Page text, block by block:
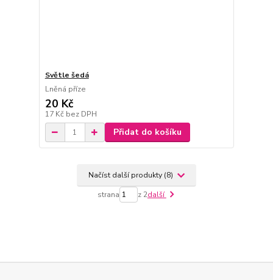
Světle šedá
Lněná příze
20 Kč
17 Kč bez DPH
Přidat do košíku
Načíst další produkty (8)
strana z 2další